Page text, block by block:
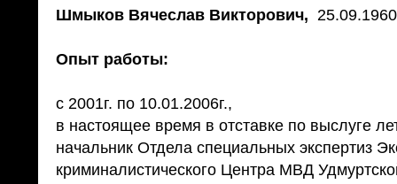
Шмыков Вячеслав Викторович,
Опыт работы:
с 2001г. по 10.01.2006г.,
в настоящее время в отставке по выслуге
начальник Отдела специальных экспертиз
криминалистического Центра МВД